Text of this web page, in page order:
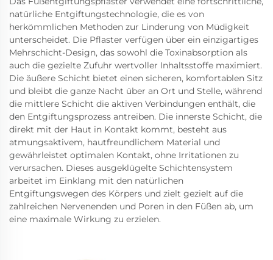
natürliche Entgiftungstechnologie, die es von
herkömmlichen Methoden zur Linderung von Müdigkeit
unterscheidet. Die Pflaster verfügen über ein einzigartiges
Mehrschicht-Design, das sowohl die Toxinabsorption als
auch die gezielte Zufuhr wertvoller Inhaltsstoffe maximiert.
Die äußere Schicht bietet einen sicheren, komfortablen Sitz
und bleibt die ganze Nacht über an Ort und Stelle, während
die mittlere Schicht die aktiven Verbindungen enthält, die
den Entgiftungsprozess antreiben. Die innerste Schicht, die
direkt mit der Haut in Kontakt kommt, besteht aus
atmungsaktivem, hautfreundlichem Material und
gewährleistet optimalen Kontakt, ohne Irritationen zu
verursachen. Dieses ausgeklügelte Schichtensystem
arbeitet im Einklang mit den natürlichen
Entgiftungswegen des Körpers und zielt gezielt auf die
zahlreichen Nervenenden und Poren in den Füßen ab, um
eine maximale Wirkung zu erzielen.